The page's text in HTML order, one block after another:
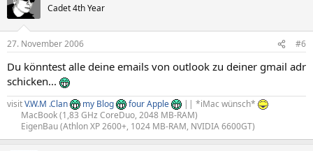
Cadet 4th Year
27. November 2006 #6
Du könntest alle deine emails von outlook zu deiner gmail adr
schicken...
visitV.W.M .Clan my Blog four Apple
|| *iMac wünsch*
MacBook (1,83 GHz CoreDuo, 2048 MB-RAM)​
EigenBau (Athlon XP 2600+, 1024 MB-RAM, NVIDIA 6600GT)​